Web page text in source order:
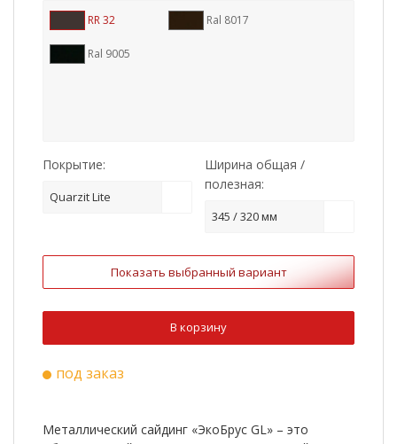
RR 32 Ral 8017
Ral 9005
Покрытие:
Quarzit Lite
Ширина общая /
полезная:
345 / 320 мм
Показать выбранный вариант
В корзину
под заказ
Металлический сайдинг «ЭкоБрус GL» – это